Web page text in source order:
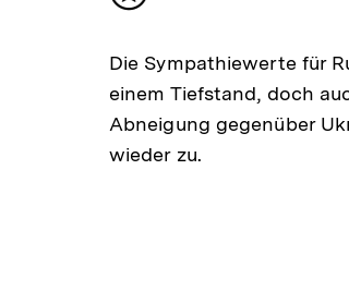
Die Sympathiewerte für
einem Tiefstand, doch
Abneigung gegenüber
wieder zu.